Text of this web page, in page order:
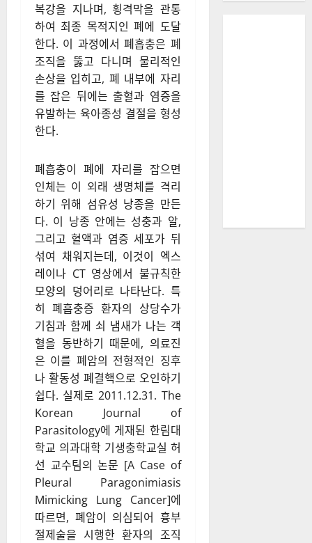
복강을 지나며, 횡격막을 관통
하여 최종 목적지인 폐에 도달
한다. 이 과정에서 폐흡충은 폐
조직을 뚫고 다니며 물리적인
손상을 입히고, 폐 내부에 자리
를 잡은 뒤에는 출혈과 염증을
유발하는 육아종성 결절을 형성
한다.
폐흡충이 폐에 자리를 잡으면
인체는 이 외래 생명체를 격리
하기 위해 섬유성 낭종을 만든
다. 이 낭종 안에는 성충과 알,
그리고 혈액과 염증 세포가 뒤
섞여 채워지는데, 이것이 엑스
레이나 CT 영상에서 불규칙한
모양의 덩어리로 나타난다. 특
히 폐흡충증 환자의 상당수가
기침과 함께 쇠 냄새가 나는 객
혈을 동반하기 때문에, 의료진
은 이를 폐암의 전형적인 징후
나 활동성 폐결핵으로 오인하기
쉽다. 실제로 2011.12.31. The
Korean Journal of
Parasitology에 게재된 한림대
학교 의과대학 기생충학교실 허
선 교수팀의 논문 [A Case of
Pleural Paragonimiasis
Mimicking Lung Cancer]에
따르면, 폐암이 의심되어 흉부
절제술을 시행한 환자의 조직